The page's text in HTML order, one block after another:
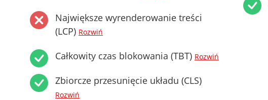
Największe wyrenderowanie treści
(LCP) Rozwiń
Całkowity czas blokowania (TBT) Rozwiń
Zbiorcze przesunięcie układu (CLS)
Rozwiń